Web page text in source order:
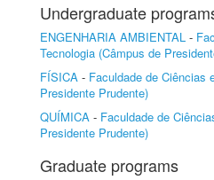
Undergraduate
ENGENHARIA AMBIENTAL -
Tecnologia (Câmpus de
FÍSICA - Faculdade de Ciências
Presidente Prudente)
QUÍMICA - Faculdade de
Presidente Prudente)
Graduate programs